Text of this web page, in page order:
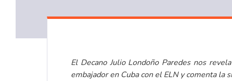
El Decano Julio Londoño Paredes nos
embajador en Cuba con el ELN y comenta la